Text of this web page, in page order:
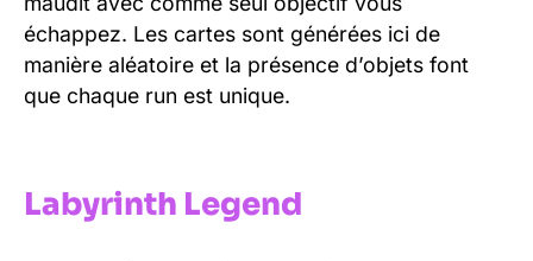
échappez. Les cartes sont générées ici de
manière aléatoire et la présence d’objets font
que chaque run est unique.
Labyrinth Legend